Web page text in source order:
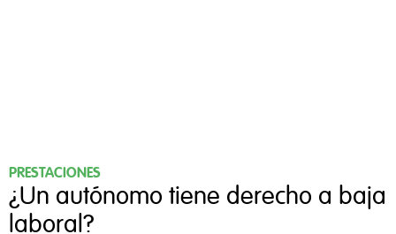
PRESTACIONES
¿Un autónomo tiene derecho a baja
laboral?